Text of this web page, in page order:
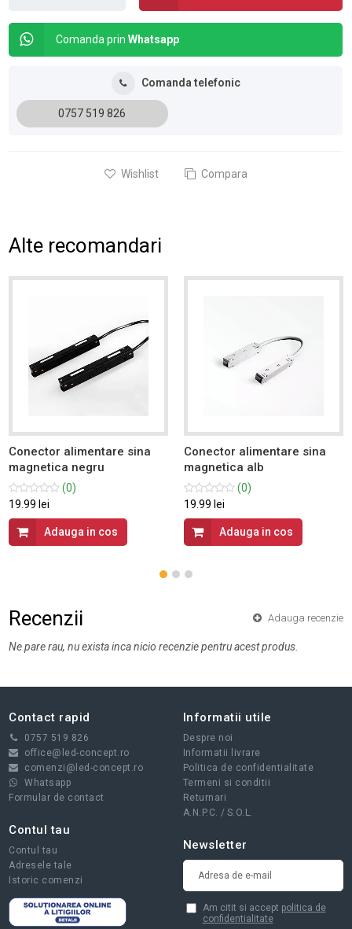
Comanda prinWhatsapp
Comanda telefonic
0757 519 826
Wishlist Compara
Alte recomandari
Conector alimentare sina
magnetica negru
(0)
19.99 lei
Adauga in cos
Conector alimentare sina
magnetica alb
(0)
19.99 lei
Adauga in cos
Recenzii Adauga recenzie
Ne pare rau, nu exista inca nicio recenzie pentru acest produs.
Contact rapid
0757 519 826
office@led-concept.ro
comenzi@led-concept.ro
Whatsapp
Formular de contact
Informatii utile
Despre noi
Informatii livrare
Politica de confidentialitate
Termeni si conditii
Returnari
A.N.P.C. / S.O.L.
Contul tau
Contul tau
Adresele tale
Istoric comenzi
Newsletter
Am citit si accept politica de
confidentialitate